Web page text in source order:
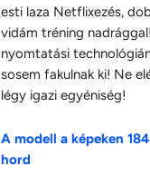
esti laza Netflixezés,
vidám tréning
nyomtatási
sosem fakulnak ki! Ne
légy igazi egyéniség!
A modell a képeken
hord